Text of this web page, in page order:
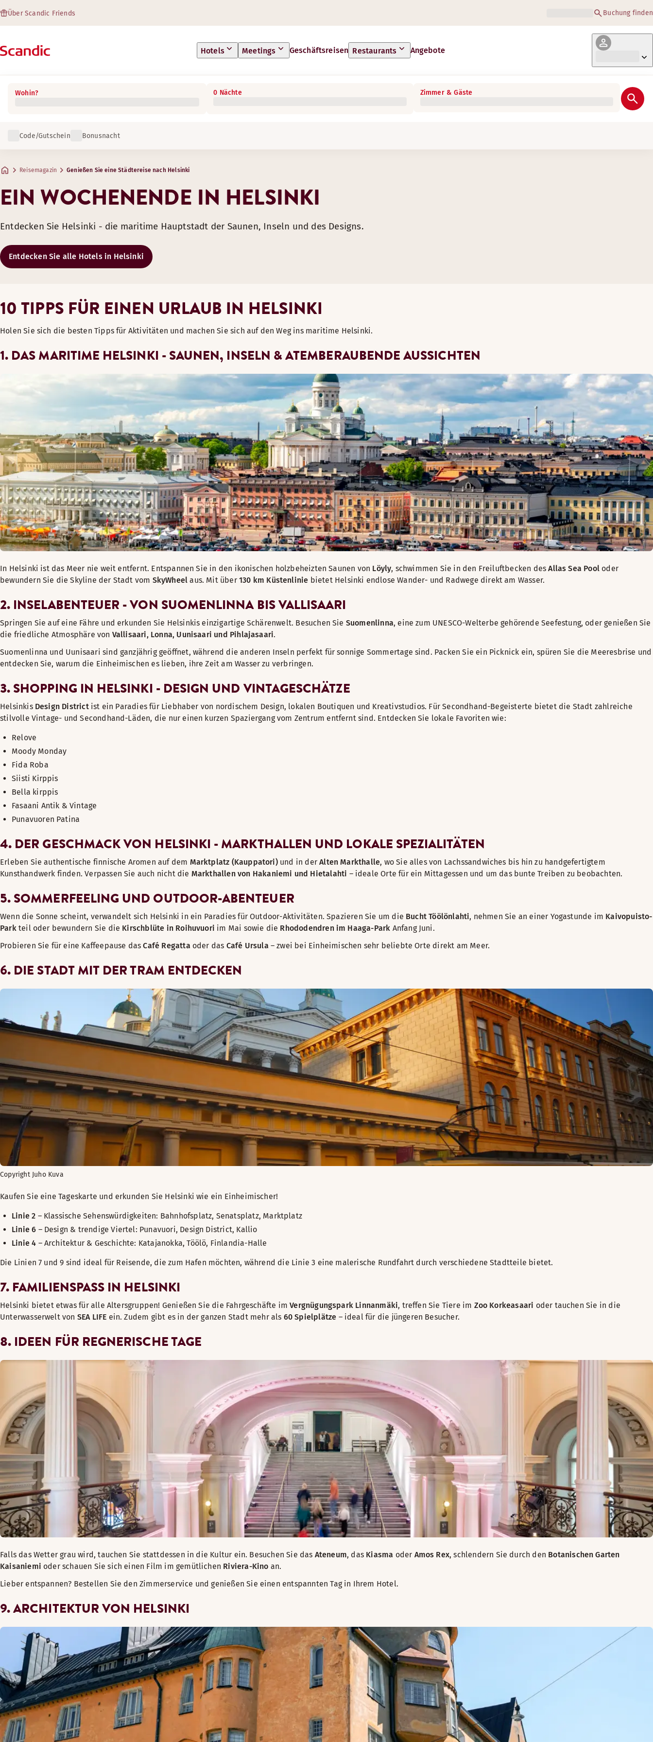
Über Scandic Friends Buchung finden
Hotels Meetings Geschäftsreisen Restaurants Angebote
Wohin? 0 Nächte Zimmer & Gäste
Code/Gutschein Bonusnacht
Reisemagazin Genießen Sie eine Städtereise nach Helsinki
EIN WOCHENENDE IN HELSINKI
Entdecken Sie Helsinki - die maritime Hauptstadt der Saunen, Inseln und des Designs.
Entdecken Sie alle Hotels in Helsinki
10 TIPPS FÜR EINEN URLAUB IN HELSINKI
Holen Sie sich die besten Tipps für Aktivitäten und machen Sie sich auf den Weg ins maritime Helsinki.
1. DAS MARITIME HELSINKI - SAUNEN, INSELN & ATEMBERAUBENDE AUSSICHTEN
In Helsinki ist das Meer nie weit entfernt. Entspannen Sie in den ikonischen holzbeheizten Saunen von Löyly, schwimmen Sie in den Freiluftbecken desAllas Sea Pool oder
bewundern Sie die Skyline der Stadt vom SkyWheelaus. Mit über 130 km Küstenlinie bietet Helsinki endlose Wander- und Radwege direkt am Wasser.
2. INSELABENTEUER - VON SUOMENLINNA BIS VALLISAARI
Springen Sie auf eine Fähre und erkunden Sie Helsinkis einzigartige Schärenwelt. Besuchen Sie Suomenlinna, eine zum UNESCO-Welterbe gehörende Seefestung, oder genießen Sie
die friedliche Atmosphäre von Vallisaari, Lonna, Uunisaari und Pihlajasaari.
Suomenlinna und Uunisaari sind ganzjährig geöffnet, während die anderen Inseln perfekt für sonnige Sommertage sind. Packen Sie ein Picknick ein, spüren Sie die Meeresbrise und
entdecken Sie, warum die Einheimischen es lieben, ihre Zeit am Wasser zu verbringen.
3. SHOPPING IN HELSINKI - DESIGN UND VINTAGESCHÄTZE
Helsinkis Design Districtist ein Paradies für Liebhaber von nordischem Design, lokalen Boutiquen und Kreativstudios. Für Secondhand-Begeisterte bietet die Stadt zahlreiche
stilvolle Vintage- und Secondhand-Läden, die nur einen kurzen Spaziergang vom Zentrum entfernt sind. Entdecken Sie lokale Favoriten wie:
Relove
Moody Monday
Fida Roba
Siisti Kirppis
Bella kirppis
Fasaani Antik & Vintage
Punavuoren Patina
4. DER GESCHMACK VON HELSINKI - MARKTHALLEN UND LOKALE SPEZIALITÄTEN
Erleben Sie authentische finnische Aromen auf dem Marktplatz (Kauppatori)und in derAlten Markthalle, wo Sie alles von Lachssandwiches bis hin zu handgefertigtem
Kunsthandwerk finden. Verpassen Sie auch nicht die Markthallen von Hakaniemi und Hietalahti – ideale Orte für ein Mittagessen und um das bunte Treiben zu beobachten.
5. SOMMERFEELING UND OUTDOOR-ABENTEUER
Wenn die Sonne scheint, verwandelt sich Helsinki in ein Paradies für Outdoor-Aktivitäten. Spazieren Sie um die Bucht Töölönlahti, nehmen Sie an einer Yogastunde im Kaivopuisto-
Parkteil oder bewundern Sie die Kirschblüte in Roihuvuori im Mai sowie die Rhododendren im Haaga-Park Anfang Juni.
Probieren Sie für eine Kaffeepause dasCafé Regatta oder das Café Ursula – zwei bei Einheimischen sehr beliebte Orte direkt am Meer.
6. DIE STADT MIT DER TRAM ENTDECKEN
Copyright Juho Kuva
Kaufen Sie eine Tageskarte und erkunden Sie Helsinki wie ein Einheimischer!
Linie 2 – Klassische Sehenswürdigkeiten: Bahnhofsplatz, Senatsplatz, Marktplatz
Linie 6 – Design & trendige Viertel: Punavuori, Design District, Kallio
Linie 4 – Architektur & Geschichte: Katajanokka, Töölö, Finlandia-Halle
Die Linien 7 und 9 sind ideal für Reisende, die zum Hafen möchten, während die Linie 3 eine malerische Rundfahrt durch verschiedene Stadtteile bietet.
7. FAMILIENSPASS IN HELSINKI
Helsinki bietet etwas für alle Altersgruppen! Genießen Sie die Fahrgeschäfte imVergnügungspark Linnanmäki, treffen Sie Tiere im Zoo Korkeasaari oder tauchen Sie in die
Unterwasserwelt von SEA LIFE ein. Zudem gibt es in der ganzen Stadt mehr als 60 Spielplätze – ideal für die jüngeren Besucher.
8. IDEEN FÜR REGNERISCHE TAGE
Falls das Wetter grau wird, tauchen Sie stattdessen in die Kultur ein. Besuchen Sie das Ateneum, das Kiasma oder Amos Rex, schlendern Sie durch den Botanischen Garten
Kaisaniemi oder schauen Sie sich einen Film im gemütlichen Riviera-Kino an.
Lieber entspannen? Bestellen Sie den Zimmerservice und genießen Sie einen entspannten Tag in Ihrem Hotel.
9. ARCHITEKTUR VON HELSINKI